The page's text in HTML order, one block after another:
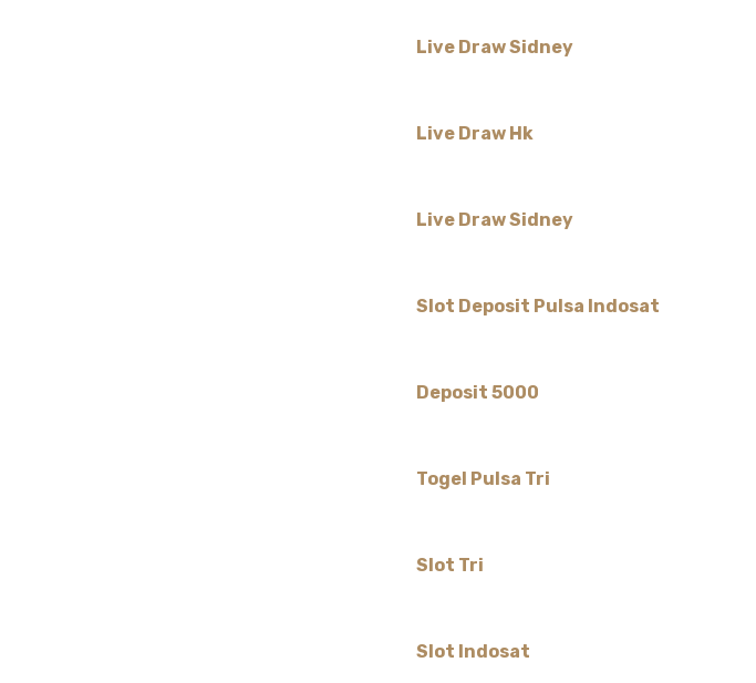
Live Draw Sidney
Live Draw Hk
Live Draw Sidney
Slot Deposit Pulsa Indosat
Deposit 5000
Togel Pulsa Tri
Slot Tri
Slot Indosat